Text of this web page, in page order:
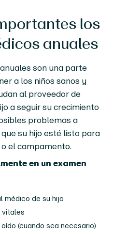
los
anuales
son una parte
a los niños sanos y
al proveedor de
a seguir su crecimiento
problemas a
su hijo esté listo para
el campamento.
en un examen
médico de su hijo
vitales
(cuando sea necesario)